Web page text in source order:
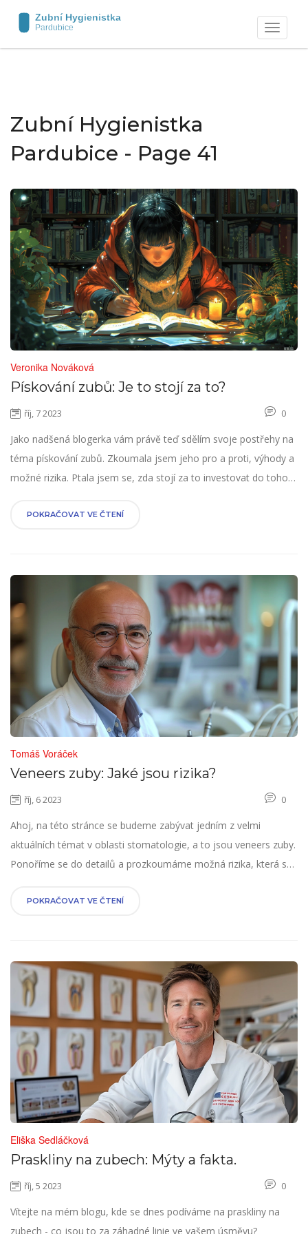
Zobrazit
navigaci
Zubní Hygienistka
Pardubice - Page 41
Veronika Nováková
Pískování zubů: Je to stojí za to?
říj, 7 2023 0
Jako nadšená blogerka vám právě teď sdělím svoje postřehy na
téma pískování zubů. Zkoumala jsem jeho pro a proti, výhody a
možné rizika. Ptala jsem se, zda stojí za to investovat do tohoto
můj článek a učiňte informované rozhodnutí o pískování zubů.
POKRAČOVAT VE ČTENÍ
Tomáš Voráček
Veneers zuby: Jaké jsou rizika?
říj, 6 2023 0
Ahoj, na této stránce se budeme zabývat jedním z velmi
aktuálních témat v oblasti stomatologie, a to jsou veneers zuby.
Ponoříme se do detailů a prozkoumáme možná rizika, která s
tento zákrok ovlivnit náš úsměv, zdraví a kvalitu života. Tak
POKRAČOVAT VE ČTENÍ
Eliška Sedláčková
Praskliny na zubech: Mýty a fakta.
říj, 5 2023 0
Vítejte na mém blogu, kde se dnes podíváme na praskliny na
zubech - co jsou to za záhadné linie ve vašem úsměvu?